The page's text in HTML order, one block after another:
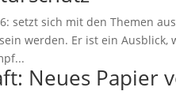
setzt sich mit den Themen
werden. Er ist ein Ausblick,
Neues Papier